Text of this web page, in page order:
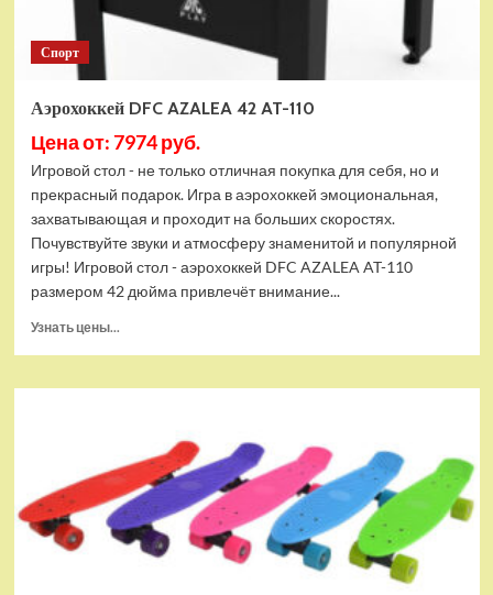
ST12091-
Спорт
Аэрохоккей DFC AZALEA 42 AT-110
Цена от: 7974 руб.
Игровой стол - не только отличная покупка для себя, но и
прекрасный подарок. Игра в аэрохоккей эмоциональная,
захватывающая и проходит на больших скоростях.
Почувствуйте звуки и атмосферу знаменитой и популярной
игры! Игровой стол - аэрохоккей DFC AZALEA AT-110
размером 42 дюйма привлечёт внимание...
Узнать цены...
Аэрохоккей
AT-
110